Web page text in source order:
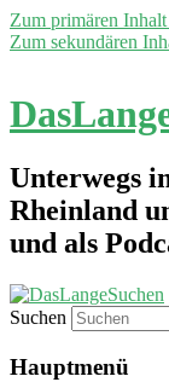
Zum primären
Zum sekundären
Unterwegs
Rheinland
und als
Suchen
Hauptmenü